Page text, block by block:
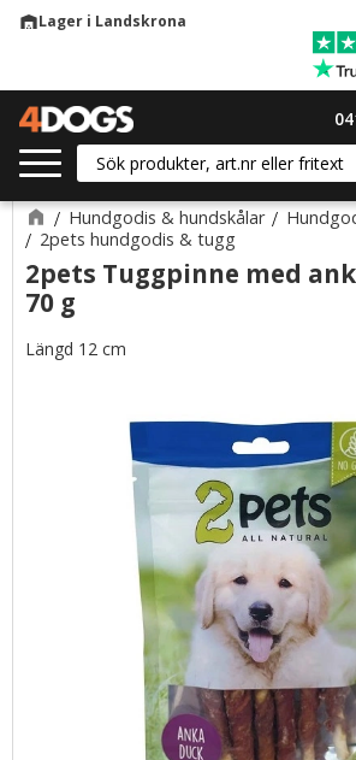
warehouseLager i Landskrona
Hundgodis & hundskålar
2pets hundgodis & tugg
2pets Tuggpinne med
70 g
Längd 12 cm